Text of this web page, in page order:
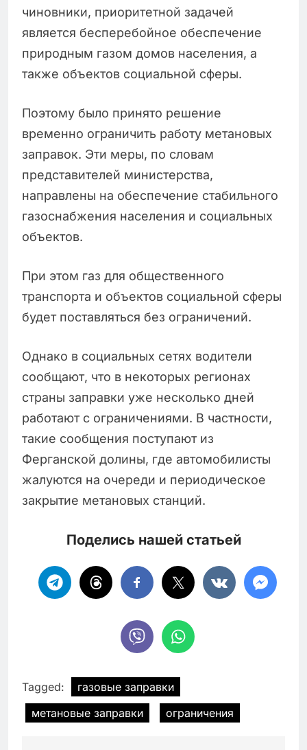
чиновники, приоритетной задачей
является бесперебойное обеспечение
природным газом домов населения, а
также объектов социальной сферы.
Поэтому было принято решение
временно ограничить работу метановых
заправок. Эти меры, по словам
представителей министерства,
направлены на обеспечение стабильного
газоснабжения населения и социальных
объектов.
При этом газ для общественного
транспорта и объектов социальной сферы
будет поставляться без ограничений.
Однако в социальных сетях водители
сообщают, что в некоторых регионах
страны заправки уже несколько дней
работают с ограничениями. В частности,
такие сообщения поступают из
Ферганской долины, где автомобилисты
жалуются на очереди и периодическое
закрытие метановых станций.
Поделись нашей статьей
Tagged:
газовые заправки
метановые заправки
ограничения